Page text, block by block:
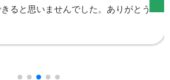
ると思いませんでした。ありがとう